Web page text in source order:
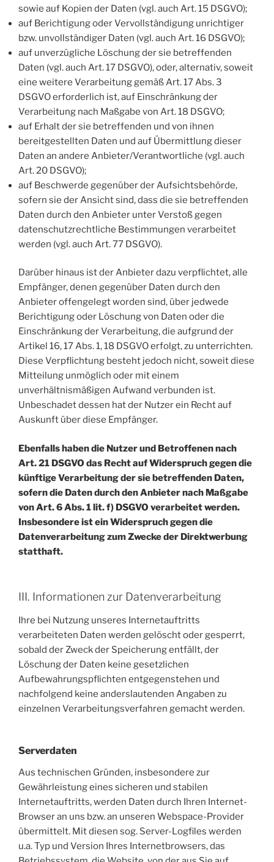
sowie auf Kopien der Daten (vgl. auch Art. 15 DSGVO);
auf Berichtigung oder Vervollständigung unrichtiger
bzw. unvollständiger Daten (vgl. auch Art. 16 DSGVO);
auf unverzügliche Löschung der sie betreffenden
Daten (vgl. auch Art. 17 DSGVO), oder, alternativ, soweit
eine weitere Verarbeitung gemäß Art. 17 Abs. 3
DSGVO erforderlich ist, auf Einschränkung der
Verarbeitung nach Maßgabe von Art. 18 DSGVO;
auf Erhalt der sie betreffenden und von ihnen
bereitgestellten Daten und auf Übermittlung dieser
Daten an andere Anbieter/Verantwortliche (vgl. auch
Art. 20 DSGVO);
auf Beschwerde gegenüber der Aufsichtsbehörde,
sofern sie der Ansicht sind, dass die sie betreffenden
Daten durch den Anbieter unter Verstoß gegen
datenschutzrechtliche Bestimmungen verarbeitet
werden (vgl. auch Art. 77 DSGVO).
Darüber hinaus ist der Anbieter dazu verpflichtet, alle
Empfänger, denen gegenüber Daten durch den
Anbieter offengelegt worden sind, über jedwede
Berichtigung oder Löschung von Daten oder die
Einschränkung der Verarbeitung, die aufgrund der
Artikel 16, 17 Abs. 1, 18 DSGVO erfolgt, zu unterrichten.
Diese Verpflichtung besteht jedoch nicht, soweit diese
Mitteilung unmöglich oder mit einem
unverhältnismäßigen Aufwand verbunden ist.
Unbeschadet dessen hat der Nutzer ein Recht auf
Auskunft über diese Empfänger.
Ebenfalls haben die Nutzer und Betroffenen nach
Art. 21 DSGVO das Recht auf Widerspruch gegen die
künftige Verarbeitung der sie betreffenden Daten,
sofern die Daten durch den Anbieter nach Maßgabe
von Art. 6 Abs. 1 lit. f) DSGVO verarbeitet werden.
Insbesondere ist ein Widerspruch gegen die
Datenverarbeitung zum Zwecke der Direktwerbung
statthaft.
III. Informationen zur Datenverarbeitung
Ihre bei Nutzung unseres Internetauftritts
verarbeiteten Daten werden gelöscht oder gesperrt,
sobald der Zweck der Speicherung entfällt, der
Löschung der Daten keine gesetzlichen
Aufbewahrungspflichten entgegenstehen und
nachfolgend keine anderslautenden Angaben zu
einzelnen Verarbeitungsverfahren gemacht werden.
Serverdaten
Aus technischen Gründen, insbesondere zur
Gewährleistung eines sicheren und stabilen
Internetauftritts, werden Daten durch Ihren Internet-
Browser an uns bzw. an unseren Webspace-Provider
übermittelt. Mit diesen sog. Server-Logfiles werden
u.a. Typ und Version Ihres Internetbrowsers, das